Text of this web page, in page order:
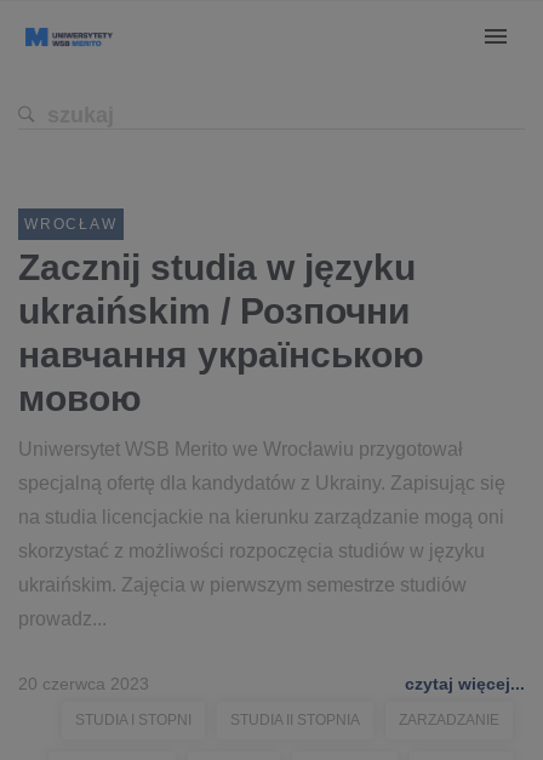
WROCŁAW
Zacznij studia w języku
ukraińskim ​/ Розпочни
навчання українською
мовою
Uniwersytet WSB Merito we Wrocławiu przygotował
specjalną ofertę dla kandydatów z Ukrainy. Zapisując się
na studia licencjackie na kierunku zarządzanie mogą oni
skorzystać z możliwości rozpoczęcia studiów w języku
ukraińskim. Zajęcia w pierwszym semestrze studiów
prowadz...
20 czerwca 2023 czytaj więcej...
STUDIA I STOPNI STUDIA II STOPNIA ZARZADZANIE